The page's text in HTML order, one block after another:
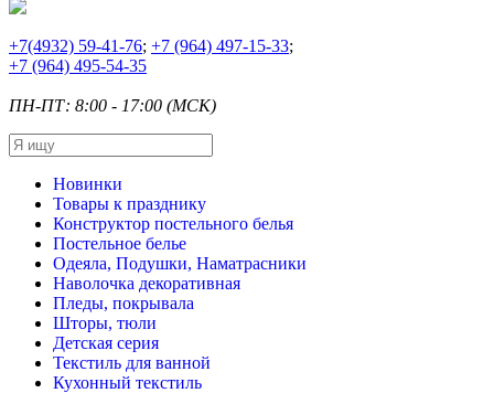
+7(4932) 59-41-76; +7 (964) 497-15-33;
+7 (964) 495-54-35
ПН-ПТ: 8:00 - 17:00 (МСК)
Новинки
Товары к празднику
Конструктор постельного белья
Постельное белье
Одеяла, Подушки, Наматрасники
Наволочка декоративная
Пледы, покрывала
Шторы, тюли
Детская серия
Текстиль для ванной
Кухонный текстиль